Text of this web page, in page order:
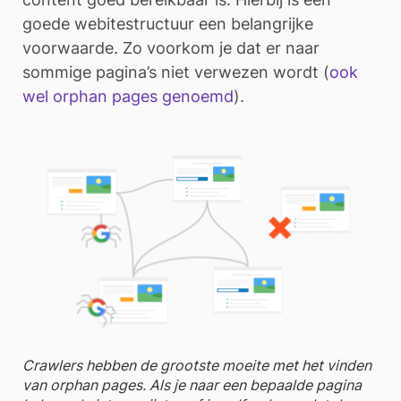
goede webitestructuur een belangrijke
voorwaarde. Zo voorkom je dat er naar
sommige pagina’s niet verwezen wordt (ook
wel orphan pages genoemd).
Crawlers hebben de grootste moeite met het vinden
van orphan pages. Als je naar een bepaalde pagina